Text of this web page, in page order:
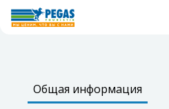
Общая информация